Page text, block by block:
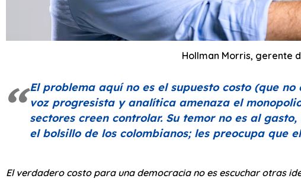
Hollman Morris, gerente
El problema aquí no es el supuesto costo (que
voz progresista y analítica amenaza el
sectores creen controlar. Su temor no es al
el bolsillo de los colombianos; les preocupa que
El verdadero costo para una democracia no es escuchar otras